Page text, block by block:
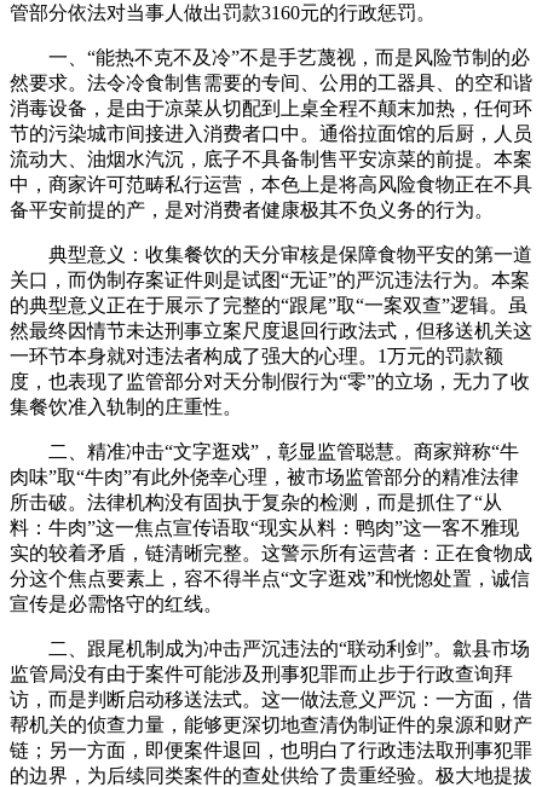
管部分依法对当事人做出罚款3160元的行政惩罚。
一、“能热不克不及冷”不是手艺蔑视，而是风险节制的必
然要求。法令冷食制售需要的专间、公用的工器具、的空和谐
消毒设备，是由于凉菜从切配到上桌全程不颠末加热，任何环
节的污染城市间接进入消费者口中。通俗拉面馆的后厨，人员
流动大、油烟水汽沉，底子不具备制售平安凉菜的前提。本案
中，商家许可范畴私行运营，本色上是将高风险食物正在不具
备平安前提的产，是对消费者健康极其不负义务的行为。
典型意义：收集餐饮的天分审核是保障食物平安的第一道
关口，而伪制存案证件则是试图“无证”的严沉违法行为。本案
的典型意义正在于展示了完整的“跟尾”取“一案双查”逻辑。虽
然最终因情节未达刑事立案尺度退回行政法式，但移送机关这
一环节本身就对违法者构成了强大的心理。1万元的罚款额
度，也表现了监管部分对天分制假行为“零”的立场，无力了收
集餐饮准入轨制的庄重性。
二、精准冲击“文字逛戏”，彰显监管聪慧。商家辩称“牛
肉味”取“牛肉”有此外侥幸心理，被市场监管部分的精准法律
所击破。法律机构没有固执于复杂的检测，而是抓住了“从
料：牛肉”这一焦点宣传语取“现实从料：鸭肉”这一客不雅现
实的较着矛盾，链清晰完整。这警示所有运营者：正在食物成
分这个焦点要素上，容不得半点“文字逛戏”和恍惚处置，诚信
宣传是必需恪守的红线。
二、跟尾机制成为冲击严沉违法的“联动利剑”。歙县市场
监管局没有由于案件可能涉及刑事犯罪而止步于行政查询拜
访，而是判断启动移送法式。这一做法意义严沉：一方面，借
帮机关的侦查力量，能够更深切地查清伪制证件的泉源和财产
链；另一方面，即便案件退回，也明白了行政违法取刑事犯罪
的边界，为后续同类案件的查处供给了贵重经验。极大地提拔